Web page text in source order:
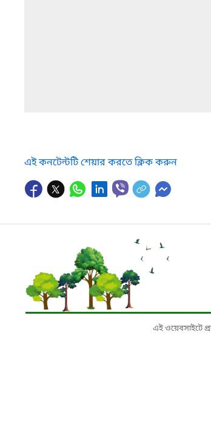
এই কনটেন্টটি শেয়ার করতে ক্লিক করুন
এই ওয়েবসাইটে